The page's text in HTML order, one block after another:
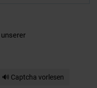
🔊 Captcha vorlesen